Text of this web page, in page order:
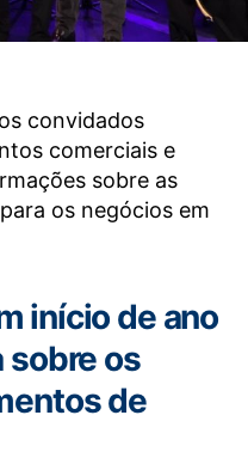
convidados
comerciais e
sobre as
os negócios em
início de ano
sobre os
de